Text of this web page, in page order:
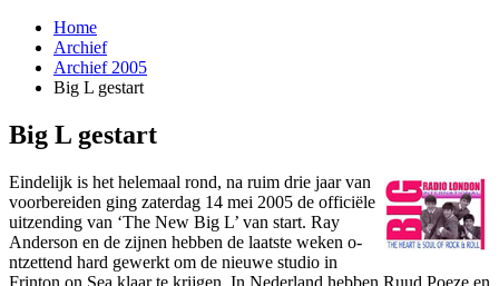
Home
Archief
Archief 2005
Big L gestart
Big L gestart
Eindelijk is het helemaal rond, na ruim drie jaar van
voorbereiden ging zaterdag 14 mei 2005 de officiële
uitzending van ‘The New Big L’ van start. Ray
Anderson en de zijnen hebben de laatste weken o­
ntzettend hard gewerkt om de nieuwe studio in
Frinton o­n Sea klaar te krijgen. In Nederland hebben Ruud Poeze en